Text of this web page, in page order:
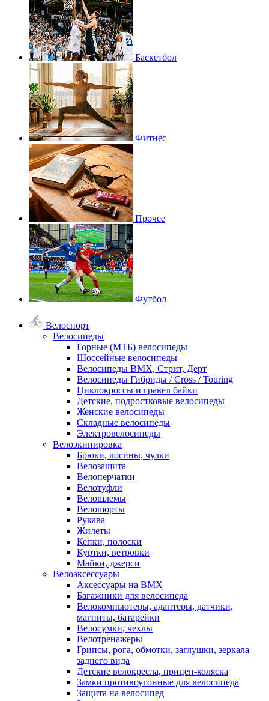
Баскетбол
Фитнес
Прочее
Футбол
Велоспорт
Велосипеды
Горные (МТБ) велосипеды
Шоссейные велосипеды
Велосипеды BMX, Стрит, Дерт
Велосипеды Гибриды / Cross / Touring
Циклокроссы и гравел байки
Детские, подростковые велосипеды
Женские велосипеды
Складные велосипеды
Электровелосипеды
Велоэкипировка
Брюки, лосины, чулки
Велозащита
Велоперчатки
Велотуфли
Велошлемы
Велошорты
Рукава
Жилеты
Кепки, полоски
Куртки, ветровки
Майки, джерси
Велоаксессуары
Аксессуары на BMX
Багажники для велосипеда
Велокомпьютеры, адаптеры, датчики,
магниты, батарейки
Велосумки, чехлы
Велотренажеры
Грипсы, рога, обмотки, заглушки, зеркала
заднего вида
Детские велокресла, прицеп-коляска
Замки противоугонные для велосипеда
Защита на велосипед